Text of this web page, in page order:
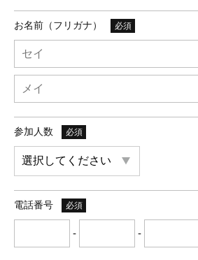
お名前（フリガナ） 必須
参加人数 必須
電話番号 必須
- -